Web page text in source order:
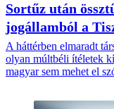
Sortűz után
jogállamból a
A háttérben elmaradt
olyan múltbéli ítéletek
magyar sem mehet el